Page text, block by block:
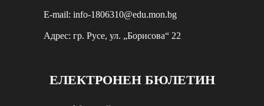
E-mail: info-1806310@edu.mon.bg
Aдрес: гр. Русе, ул. „Борисова“ 22
ЕЛЕКТРОНЕН БЮЛЕТИН